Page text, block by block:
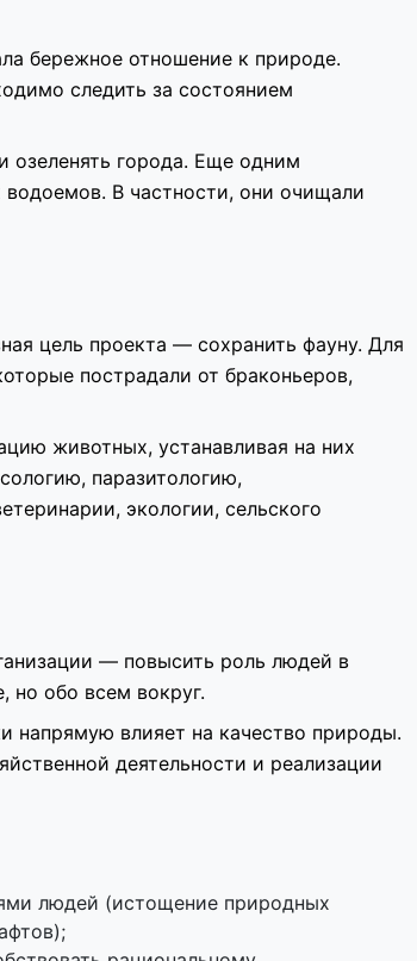
бережное отношение к природе.
следить за состоянием
озеленять города. Еще одним
водоемов. В частности, они очищали
цель проекта — сохранить фауну. Для
пострадали от браконьеров,
животных, устанавливая на них
паразитологию,
экологии, сельского
— повысить роль людей в
но обо всем вокруг.
напрямую влияет на качество природы.
деятельности и реализации
людей (истощение природных